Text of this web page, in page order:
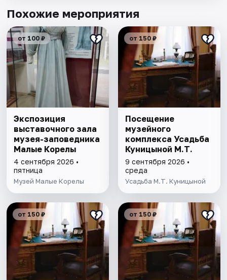
Похожие мероприятия
от 100 ₽
Экспозиция
выставочного зала
музея-заповедника
Малые Корелы
4 сентября 2026 •
пятница
Музей Малые Корелы
от 150 ₽
Посещение
музейного
комплекса Усадьба
Куницыной М.Т.
9 сентября 2026 •
среда
Усадьба М.Т. Куницыной
от 150 ₽ от 150 ₽